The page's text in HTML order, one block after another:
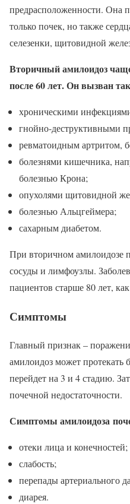
предрасположенности. Она
только почек, но также
селезенки, щитовидной
Вторичный амилоидоз
после 60 лет. Он вызван
хроническими
гнойно-деструктивными
ревматоидным артритом,
болезнями кишечника,
болезнью Крона;
опухолями щитовидной
болезнью Альцгеймера;
сахарным диабетом.
При вторичном амилоидозе
сосуды и лимфоузлы.
пациентов старше 80 лет,
Симптомы
Главный признак –
амилоидоз может протекать
перейдет на 3 и 4 стадию.
почечной недостаточности.
Симптомы амилоидоза
отеки лица и конечностей;
слабость;
перепады артериального
диарея.